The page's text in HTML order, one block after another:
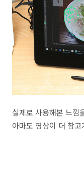
실제로 사용해본 느낌
아마도 영상이 더 참